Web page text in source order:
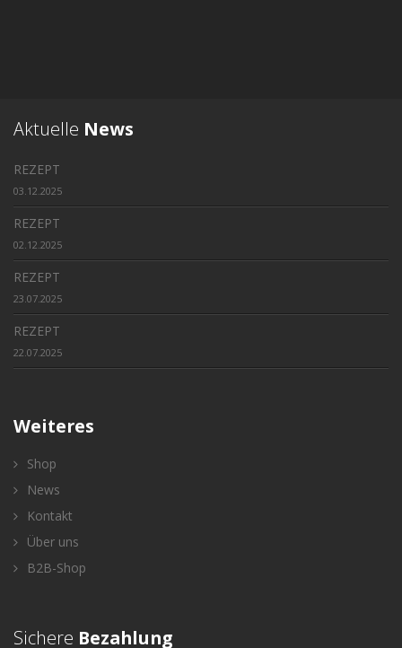
Aktuelle News
REZEPT
03.12.2025
REZEPT
02.12.2025
REZEPT
23.07.2025
REZEPT
22.07.2025
Weiteres
Shop
News
Kontakt
Über uns
B2B-Shop
Sichere Bezahlung